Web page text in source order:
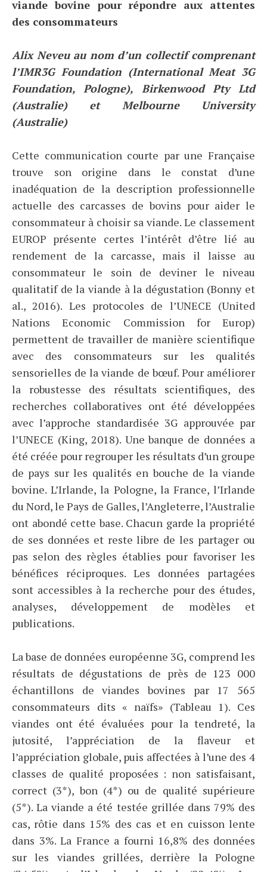
viande bovine pour répondre aux attentes
des consommateurs
Alix Neveu au nom d’un collectif comprenant
l’IMR3G Foundation (International Meat 3G
Foundation, Pologne), Birkenwood Pty Ltd
(Australie) et Melbourne University
(Australie)
Cette communication courte par une Française
trouve son origine dans le constat d’une
inadéquation de la description professionnelle
actuelle des carcasses de bovins pour aider le
consommateur à choisir sa viande. Le classement
EUROP présente certes l’intérêt d’être lié au
rendement de la carcasse, mais il laisse au
consommateur le soin de deviner le niveau
qualitatif de la viande à la dégustation (Bonny et
al., 2016). Les protocoles de l’UNECE (United
Nations Economic Commission for Europ)
permettent de travailler de manière scientifique
avec des consommateurs sur les qualités
sensorielles de la viande de bœuf. Pour améliorer
la robustesse des résultats scientifiques, des
recherches collaboratives ont été développées
avec l’approche standardisée 3G approuvée par
l’UNECE (King, 2018). Une banque de données a
été créée pour regrouper les résultats d’un groupe
de pays sur les qualités en bouche de la viande
bovine. L’Irlande, la Pologne, la France, l’Irlande
du Nord, le Pays de Galles, l’Angleterre, l’Australie
ont abondé cette base. Chacun garde la propriété
de ses données et reste libre de les partager ou
pas selon des règles établies pour favoriser les
bénéfices réciproques. Les données partagées
sont accessibles à la recherche pour des études,
analyses, développement de modèles et
publications.
La base de données européenne 3G, comprend les
résultats de dégustations de près de 123 000
échantillons de viandes bovines par 17 565
consommateurs dits « naïfs» (Tableau 1). Ces
viandes ont été évaluées pour la tendreté, la
jutosité, l’appréciation de la flaveur et
l’appréciation globale, puis affectées à l’une des 4
classes de qualité proposées : non satisfaisant,
correct (3*), bon (4*) ou de qualité supérieure
(5*). La viande a été testée grillée dans 79% des
cas, rôtie dans 15% des cas et en cuisson lente
dans 3%. La France a fourni 16,8% des données
sur les viandes grillées, derrière la Pologne